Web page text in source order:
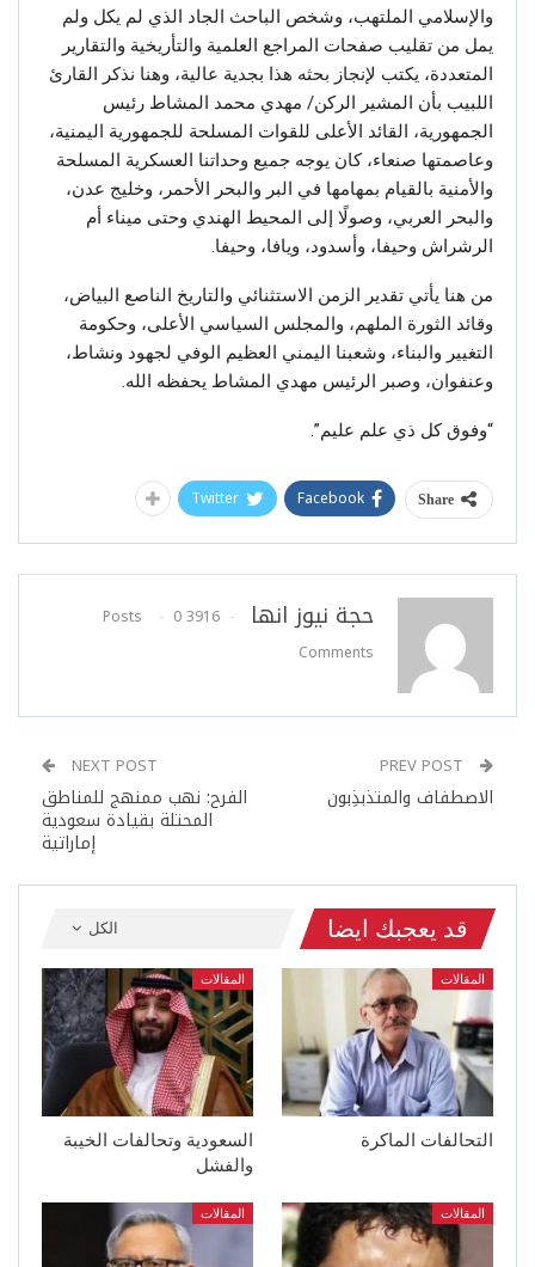
والإسلامي الملتهب، وشخص الباحث الجاد الذي لم يكل ولم
يمل من تقليب صفحات المراجع العلمية والتأريخية والتقارير
المتعددة، يكتب لإنجاز بحثه هذا بجدية عالية، وهنا نذكر القارئ
اللبيب بأن المشير الركن/ مهدي محمد المشاط رئيس
الجمهورية، القائد الأعلى للقوات المسلحة للجمهورية اليمنية،
وعاصمتها صنعاء، كان يوجه جميع وحداتنا العسكرية المسلحة
والأمنية بالقيام بمهامها في البر والبحر الأحمر، وخليج عدن،
والبحر العربي، وصولًا إلى المحيط الهندي وحتى ميناء أم
الرشراش وحيفا، وأسدود، ويافا، وحيفا.
من هنا يأتي تقدير الزمن الاستثنائي والتاريخ الناصع البياض،
وقائد الثورة الملهم، والمجلس السياسي الأعلى، وحكومة
التغيير والبناء، وشعبنا اليمني العظيم الوفي لجهود ونشاط،
وعنفوان، وصبر الرئيس مهدي المشاط يحفظه الله.
“وفوق كل ذي علم عليم”.
Share
Facebook
Twitter
حجة نيوز انها 3916 Posts
0
Comments
الاصطفاف والمتذبذِبون
NEXT POST
الفرح: نهب ممنهج للمناطق
المحتلة بقيادة سعودية
إماراتية
الكل قد يعجبك ايضا
المقالات
التحالفات الماكرة
المقالات
السعودية وتحالفات الخيبة
والفشل
المقالات المقالات